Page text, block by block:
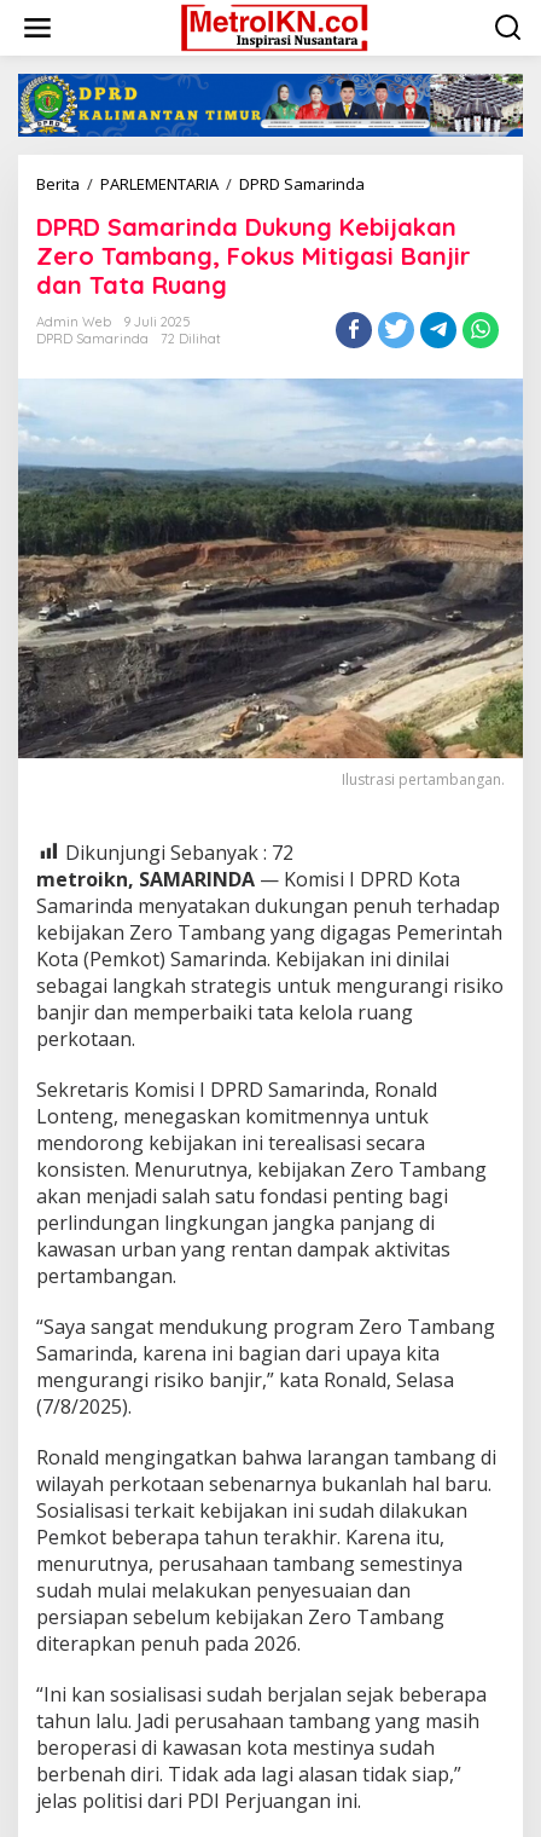
konten
Berita / PARLEMENTARIA / DPRD Samarinda
Dukung
Kebijakan
Zero
Fokus
Mitigasi
dan
Tata
DPRD Samarinda Dukung Kebijakan
Zero Tambang, Fokus Mitigasi Banjir
dan Tata Ruang
Admin Web
9 Juli 2025
DPRD Samarinda
72 Dilihat
Ilustrasi pertambangan.
Dikunjungi Sebanyak : 72
metroikn, SAMARINDA — Komisi I DPRD Kota
Samarinda menyatakan dukungan penuh terhadap
kebijakan Zero Tambang yang digagas Pemerintah
Kota (Pemkot) Samarinda. Kebijakan ini dinilai
sebagai langkah strategis untuk mengurangi risiko
banjir dan memperbaiki tata kelola ruang
perkotaan.
Sekretaris Komisi I DPRD Samarinda, Ronald
Lonteng, menegaskan komitmennya untuk
mendorong kebijakan ini terealisasi secara
konsisten. Menurutnya, kebijakan Zero Tambang
akan menjadi salah satu fondasi penting bagi
perlindungan lingkungan jangka panjang di
kawasan urban yang rentan dampak aktivitas
pertambangan.
“Saya sangat mendukung program Zero Tambang
Samarinda, karena ini bagian dari upaya kita
mengurangi risiko banjir,” kata Ronald, Selasa
(7/8/2025).
Ronald mengingatkan bahwa larangan tambang di
wilayah perkotaan sebenarnya bukanlah hal baru.
Sosialisasi terkait kebijakan ini sudah dilakukan
Pemkot beberapa tahun terakhir. Karena itu,
menurutnya, perusahaan tambang semestinya
sudah mulai melakukan penyesuaian dan
persiapan sebelum kebijakan Zero Tambang
diterapkan penuh pada 2026.
“Ini kan sosialisasi sudah berjalan sejak beberapa
tahun lalu. Jadi perusahaan tambang yang masih
beroperasi di kawasan kota mestinya sudah
berbenah diri. Tidak ada lagi alasan tidak siap,”
jelas politisi dari PDI Perjuangan ini.